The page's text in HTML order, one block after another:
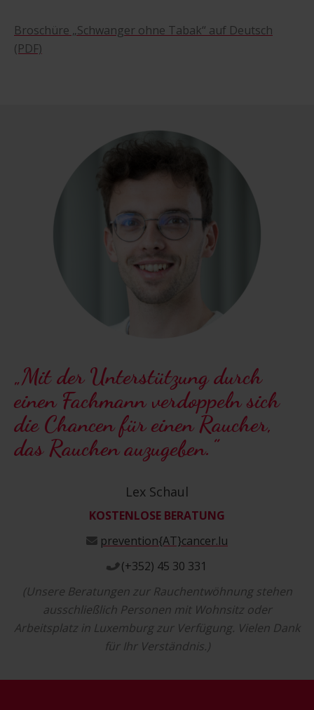
Broschüre „Schwanger ohne Tabak“ auf Deutsch
(PDF)
„Mit der Unterstützung durch
einen Fachmann verdoppeln sich
die Chancen für einen Raucher,
das Rauchen auzugeben.”
Lex Schaul
KOSTENLOSE BERATUNG
prevention{AT}cancer.lu
(+352) 45 30 331
(Unsere Beratungen zur Rauchentwöhnung stehen
ausschließlich Personen mit Wohnsitz oder
Arbeitsplatz in Luxemburg zur Verfügung. Vielen Dank
für Ihr Verständnis.)